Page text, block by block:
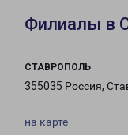
Филиалы в
СТАВРОПОЛЬ
355035 Россия,
на карте